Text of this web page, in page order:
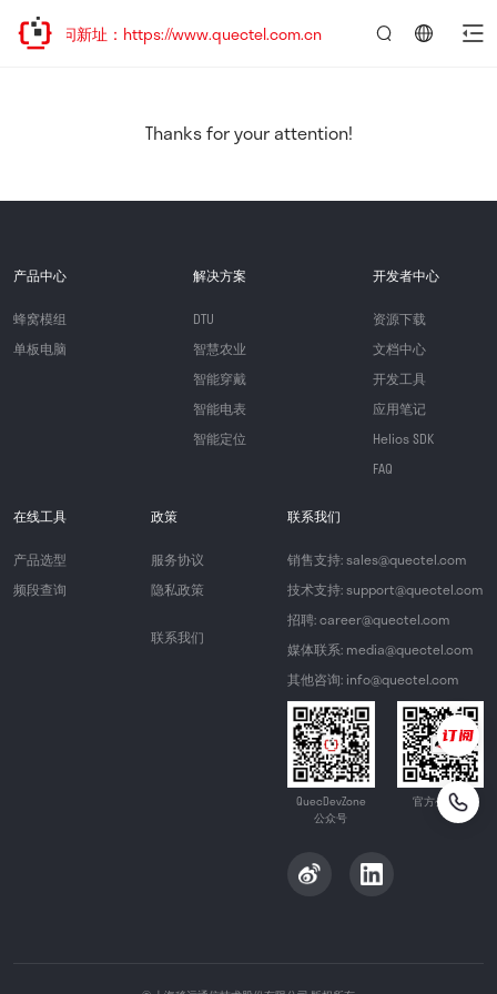
欢迎访问新址：https://www.quectel.com.cn
Thanks for your attention!
产品中心
蜂窝模组
单板电脑
解决方案
DTU
智慧农业
智能穿戴
智能电表
智能定位
开发者中心
资源下载
文档中心
开发工具
应用笔记
Helios SDK
FAQ
在线工具
产品选型
频段查询
政策
服务协议
隐私政策
联系我们
联系我们
销售支持: sales@quectel.com
技术支持: support@quectel.com
招聘: career@quectel.com
媒体联系: media@quectel.com
其他咨询: info@quectel.com
QuecDevZone
公众号
官方公众号